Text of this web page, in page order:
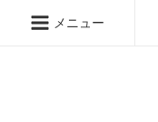
いただける御朱印帳やお
ンストアでご購入頂けるよ
メニュー